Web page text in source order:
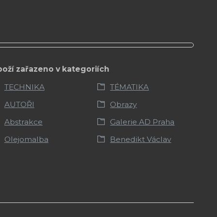
zařazeno v kategoriích
TECHNIKA
TÉMATIKA
AUTOŘI
Obrazy
Abstrakce
Galerie AD Praha
Olejomalba
Benedikt Václav